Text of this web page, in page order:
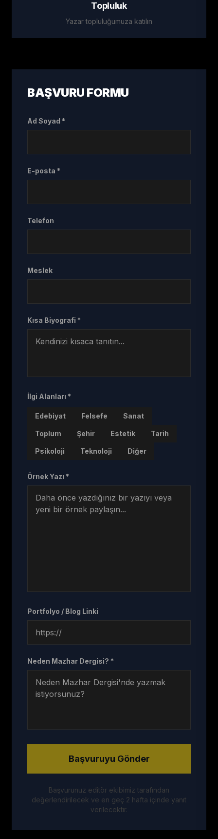
Topluluk
Yazar topluluğumuza katılın
BAŞVURU FORMU
Ad Soyad *
E-posta *
Telefon
Meslek
Kısa Biyografi *
İlgi Alanları *
Edebiyat Felsefe Sanat
Toplum Şehir Estetik Tarih
Psikoloji Teknoloji Diğer
Örnek Yazı *
Portfolyo / Blog Linki
Neden Mazhar Dergisi? *
Başvuruyu Gönder
Başvurunuz editör ekibimiz tarafından
değerlendirilecek ve en geç 2 hafta içinde yanıt
verilecektir.